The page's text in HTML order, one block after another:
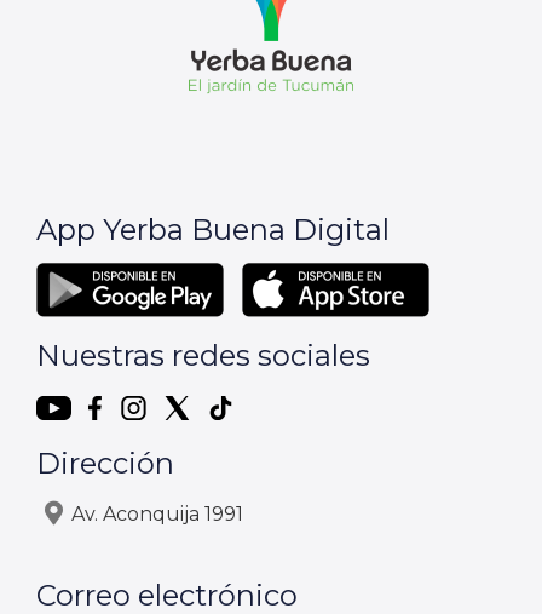
App Yerba Buena Digital
Nuestras redes sociales
Dirección
Av. Aconquija 1991
Correo electrónico